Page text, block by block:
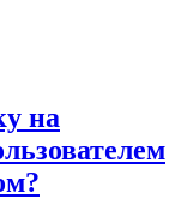
на